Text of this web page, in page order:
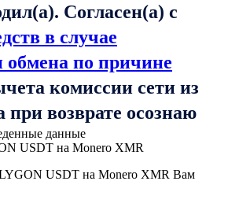
Согласен(а) с
в случае
обмена по причине
комиссии сети из
возврате осознаю
данные
USDT на Monero XMR
USDT на Monero XMR Вам